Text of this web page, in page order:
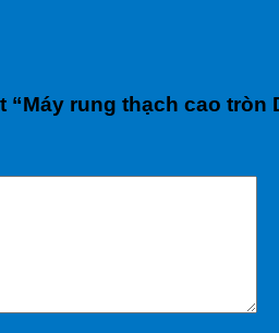
rung thạch cao tròn